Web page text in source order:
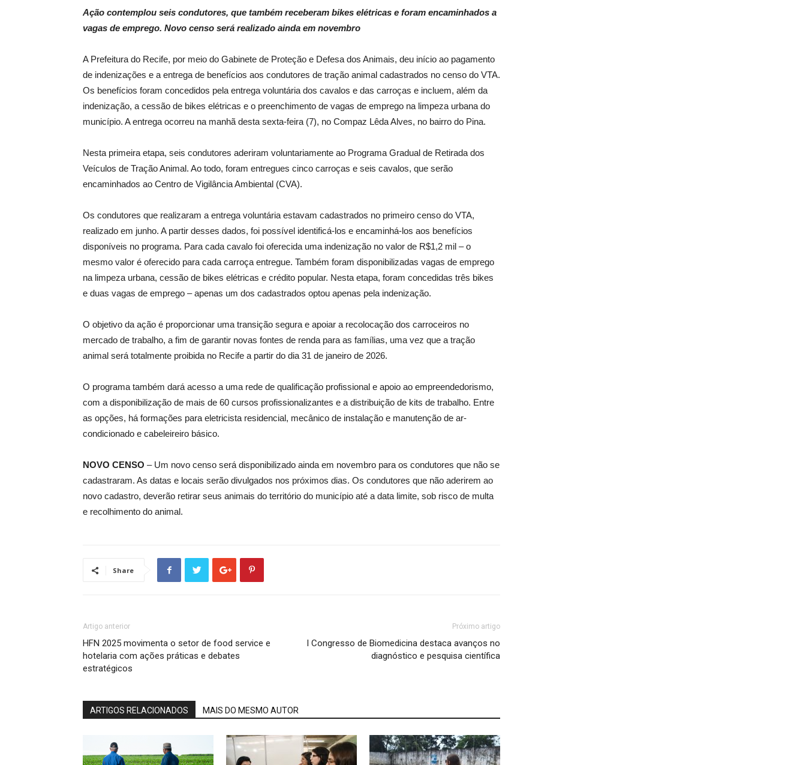
Ação contemplou seis condutores, que também receberam bikes elétricas e foram encaminhados a
vagas de emprego. Novo censo será realizado ainda em novembro
A Prefeitura do Recife, por meio do Gabinete de Proteção e Defesa dos Animais, deu início ao pagamento
de indenizações e a entrega de benefícios aos condutores de tração animal cadastrados no censo do VTA.
Os benefícios foram concedidos pela entrega voluntária dos cavalos e das carroças e incluem, além da
indenização, a cessão de bikes elétricas e o preenchimento de vagas de emprego na limpeza urbana do
município. A entrega ocorreu na manhã desta sexta-feira (7), no Compaz Lêda Alves, no bairro do Pina.
Nesta primeira etapa, seis condutores aderiram voluntariamente ao Programa Gradual de Retirada dos
Veículos de Tração Animal. Ao todo, foram entregues cinco carroças e seis cavalos, que serão
encaminhados ao Centro de Vigilância Ambiental (CVA).
Os condutores que realizaram a entrega voluntária estavam cadastrados no primeiro censo do VTA,
realizado em junho. A partir desses dados, foi possível identificá-los e encaminhá-los aos benefícios
disponíveis no programa. Para cada cavalo foi oferecida uma indenização no valor de R$1,2 mil – o
mesmo valor é oferecido para cada carroça entregue. Também foram disponibilizadas vagas de emprego
na limpeza urbana, cessão de bikes elétricas e crédito popular. Nesta etapa, foram concedidas três bikes
e duas vagas de emprego – apenas um dos cadastrados optou apenas pela indenização.
O objetivo da ação é proporcionar uma transição segura e apoiar a recolocação dos carroceiros no
mercado de trabalho, a fim de garantir novas fontes de renda para as famílias, uma vez que a tração
animal será totalmente proibida no Recife a partir do dia 31 de janeiro de 2026.
O programa também dará acesso a uma rede de qualificação profissional e apoio ao empreendedorismo,
com a disponibilização de mais de 60 cursos profissionalizantes e a distribuição de kits de trabalho. Entre
as opções, há formações para eletricista residencial, mecânico de instalação e manutenção de ar-
condicionado e cabeleireiro básico.
NOVO CENSO – Um novo censo será disponibilizado ainda em novembro para os condutores que não se
cadastraram. As datas e locais serão divulgados nos próximos dias. Os condutores que não aderirem ao
novo cadastro, deverão retirar seus animais do território do município até a data limite, sob risco de multa
e recolhimento do animal.
Share
Artigo anterior
HFN 2025 movimenta o setor de food service e
hotelaria com ações práticas e debates
estratégicos
Próximo artigo
I Congresso de Biomedicina destaca avanços no
diagnóstico e pesquisa científica
ARTIGOS RELACIONADOS MAIS DO MESMO AUTOR